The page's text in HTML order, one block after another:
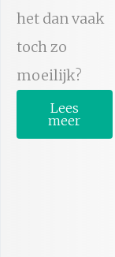
het dan vaak
toch zo
moeilijk?
Lees
meer